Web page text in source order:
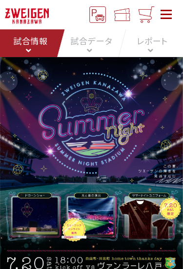
試合情報 試合データ レポート